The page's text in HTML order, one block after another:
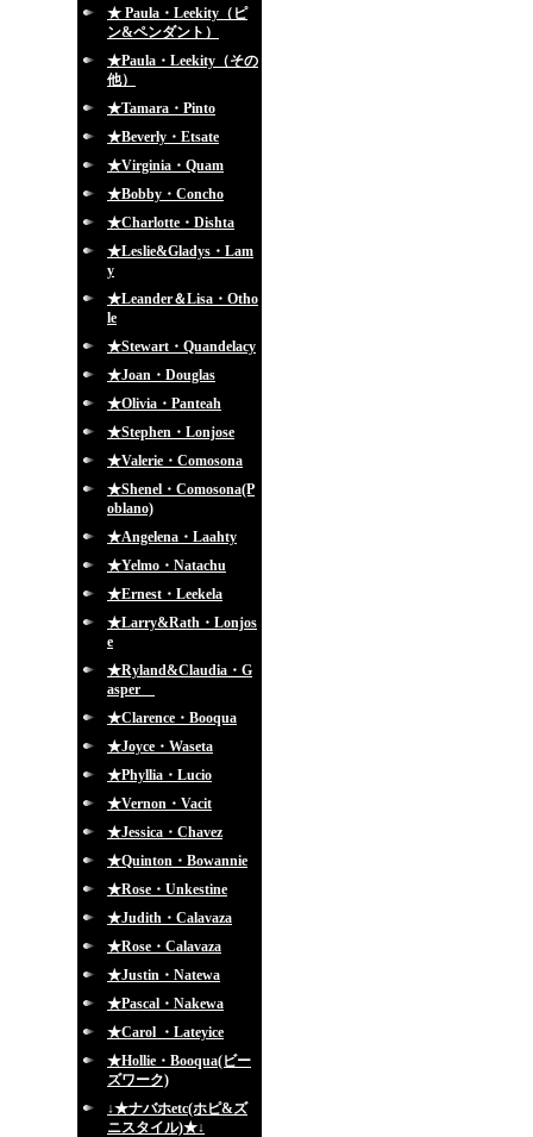
★ Paula・Leekity（ピ
ン&ペンダント）
★Paula・Leekity（その
他）
★Tamara・Pinto
★Beverly・Etsate
★Virginia・Quam
★Bobby・Concho
★Charlotte・Dishta
★Leslie&Gladys・Lam
y
★Leander＆Lisa・Otho
le
★Stewart・Quandelacy
★Joan・Douglas
★Olivia・Panteah
★Stephen・Lonjose
★Valerie・Comosona
★Shenel・Comosona(P
oblano)
★Angelena・Laahty
★Yelmo・Natachu
★Ernest・Leekela
★Larry&Rath・Lonjos
e
★Ryland&Claudia・G
asper
★Clarence・Booqua
★Joyce・Waseta
★Phyllia・Lucio
★Vernon・Vacit
★Jessica・Chavez
★Quinton・Bowannie
★Rose・Unkestine
★Judith・Calavaza
★Rose・Calavaza
★Justin・Natewa
★Pascal・Nakewa
★Carol ・Lateyice
★Hollie・Booqua(ビー
ズワーク)
↓★ナバホetc(ホピ&ズ
ニスタイル)★↓